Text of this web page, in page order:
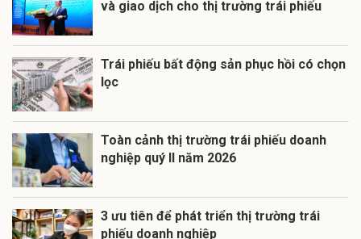
và giao dịch cho thị trường trái phiếu
Trái phiếu bất động sản phục hồi có chọn
lọc
Toàn cảnh thị trường trái phiếu doanh
nghiệp quý II năm 2026
3 ưu tiên để phát triển thị trường trái
phiếu doanh nghiệp